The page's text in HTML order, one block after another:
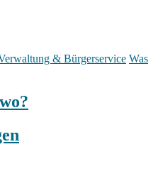
& Bürgerservice Was